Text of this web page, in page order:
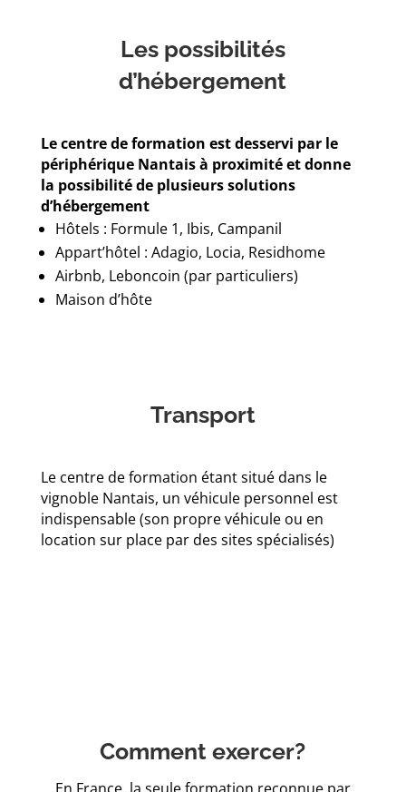
Les possibilités
d’hébergement
Le centre de formation est desservi par le
périphérique Nantais à proximité et donne
la possibilité de plusieurs solutions
d’hébergement
Hôtels : Formule 1, Ibis, Campanil
Appart’hôtel : Adagio, Locia, Residhome
Airbnb, Leboncoin (par particuliers)
Maison d’hôte
Transport
Le centre de formation étant situé dans le
vignoble Nantais, un véhicule personnel est
indispensable (son propre véhicule ou en
location sur place par des sites spécialisés)
Comment exercer?